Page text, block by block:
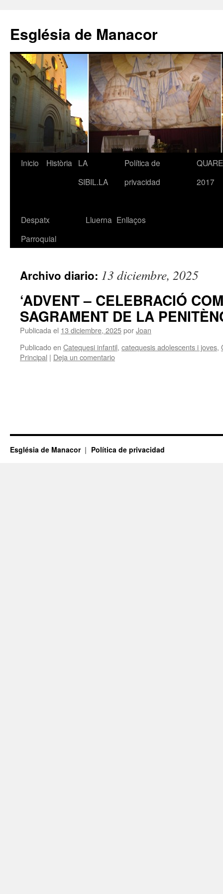
contenido
Església de Manacor
Inicio Història
LA
SIBIL.LA
Política de
privacidad
2017
Despatx
Parroquial
Lluerna Enllaços
Archivo diario: 13 diciembre, 2025
‘ADVENT – CELEBRACIÓ
SAGRAMENT DE LA
Publicada el 13 diciembre, 2025porJoan
Publicado en Catequesi infantil, catequesis adolescents i joves,
Principal | Deja un comentario
Església de Manacor Política de privacidad